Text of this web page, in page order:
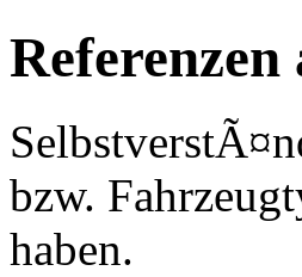
bzw.
haben.